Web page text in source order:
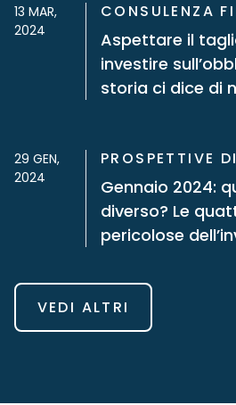
13 MAR,
2024
CONSULENZA
Aspettare il
investire
storia ci dice di
29 GEN,
2024
PROSPETTIVE
Gennaio 2024:
diverso? Le
pericolose
VEDI ALTRI